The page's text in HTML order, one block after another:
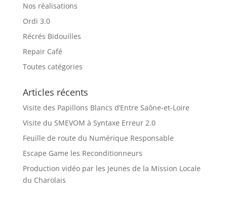
Nos réalisations
Ordi 3.0
Récrés Bidouilles
Repair Café
Toutes catégories
Articles récents
Visite des Papillons Blancs d’Entre Saône-et-Loire
Visite du SMEVOM à Syntaxe Erreur 2.0
Feuille de route du Numérique Responsable
Escape Game les Reconditionneurs
Production vidéo par les Jeunes de la Mission Locale
du Charolais